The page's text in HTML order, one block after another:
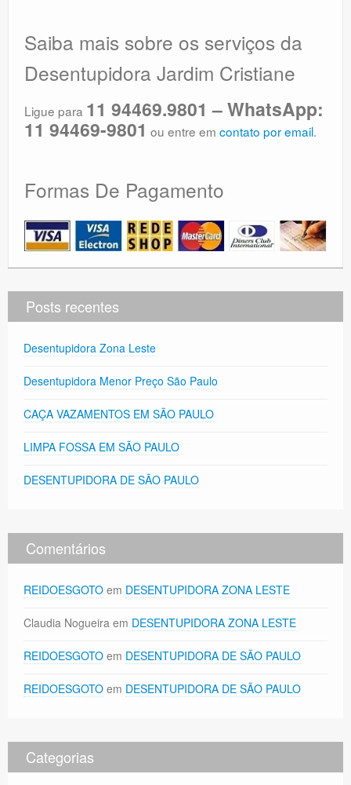
Saiba mais sobre os serviços da
Desentupidora Jardim Cristiane
Ligue para 11 94469.9801 – WhatsApp:
11 94469-9801 ou entre em contato por email.
Formas De Pagamento
Posts recentes
Desentupidora Zona Leste
Desentupidora Menor Preço São Paulo
CAÇA VAZAMENTOS EM SÃO PAULO
LIMPA FOSSA EM SÃO PAULO
DESENTUPIDORA DE SÃO PAULO
Comentários
REIDOESGOTO em DESENTUPIDORA ZONA LESTE
Claudia Nogueira em DESENTUPIDORA ZONA LESTE
REIDOESGOTO em DESENTUPIDORA DE SÃO PAULO
REIDOESGOTO em DESENTUPIDORA DE SÃO PAULO
Categorias